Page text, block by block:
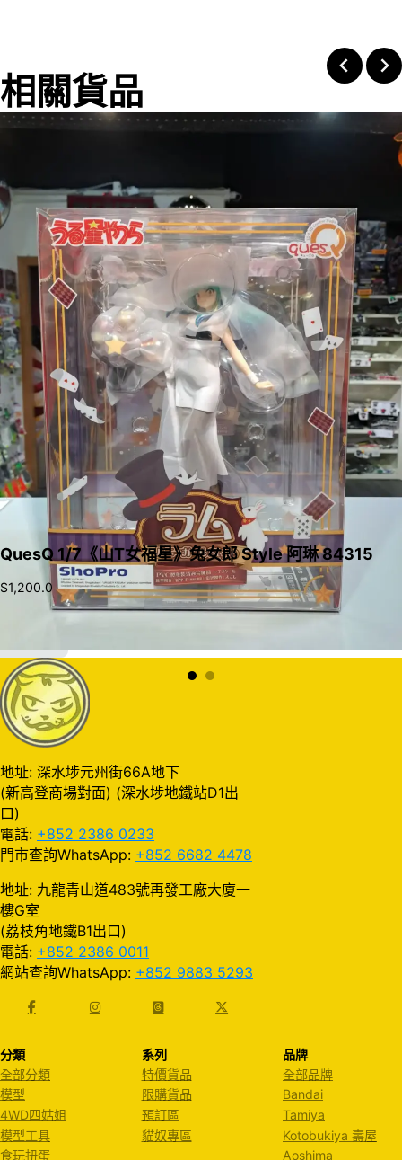
相關貨品
QuesQ 1/7《山T女福星》兔女郎 Style 阿琳 84315
$1,200.0
地址: 深水埗元州街66A地下
(新高登商場對面) (深水埗地鐵站D1出
口)
電話: +852 2386 0233
門市查詢WhatsApp: +852 6682 4478
地址: 九龍青山道483號再發工廠大廈一
樓G室
(荔枝角地鐵B1出口)
電話: +852 2386 0011
網站查詢WhatsApp: +852 9883 5293
分類
全部分類
模型
4WD四姑姐
模型工具
食玩扭蛋
系列
特價貨品
限購貨品
預訂區
貓奴專區
品牌
全部品牌
Bandai
Tamiya
Kotobukiya 壽屋
Aoshima